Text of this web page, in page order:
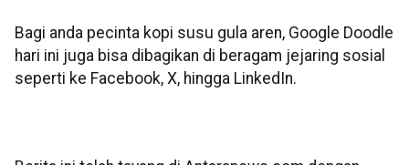
Bagi anda pecinta kopi susu gula aren, Google Doodle
hari ini juga bisa dibagikan di beragam jejaring sosial
seperti ke Facebook, X, hingga LinkedIn.